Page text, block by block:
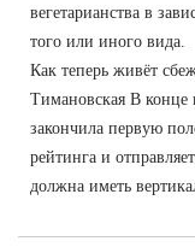
вегетарианства в
того или иного вида.
Как теперь живёт
Тимановская В конце
закончила первую
рейтинга и
должна иметь